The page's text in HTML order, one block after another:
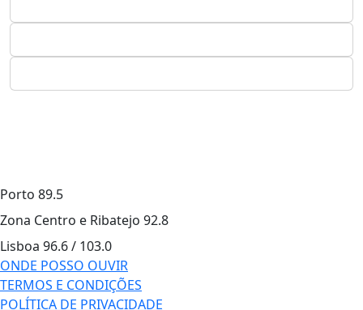
Porto 89.5
Zona Centro e Ribatejo 92.8
Lisboa 96.6 / 103.0
ONDE POSSO OUVIR
TERMOS E CONDIÇÕES
POLÍTICA DE PRIVACIDADE